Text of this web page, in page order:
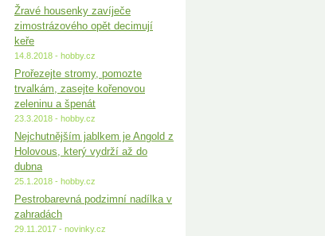
Žravé housenky zavíječe
zimostrázového opět decimují
keře
14.8.2018 - hobby.cz
Prořezejte stromy, pomozte
trvalkám, zasejte kořenovou
zeleninu a špenát
23.3.2018 - hobby.cz
Nejchutnějším jablkem je Angold z
Holovous, který vydrží až do
dubna
25.1.2018 - hobby.cz
Pestrobarevná podzimní nadílka v
zahradách
29.11.2017 - novinky.cz